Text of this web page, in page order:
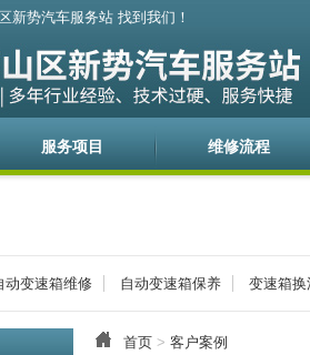
新势汽车服务站 找到我们！
服务项目 维修流程
动变速箱维修 自动变速箱保养 变速箱换
首页 > 客户案例